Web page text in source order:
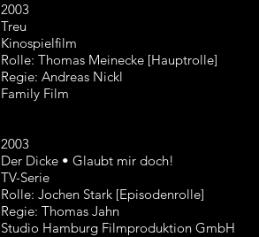
2003
Treu
Kinospielfilm
Rolle: Thomas Meinecke [Hauptrolle]
Regie: Andreas Nickl
Family Film
2003
Der Dicke • Glaubt mir doch!
TV-Serie
Rolle: Jochen Stark [Episodenrolle]
Regie: Thomas Jahn
Studio Hamburg Filmproduktion GmbH